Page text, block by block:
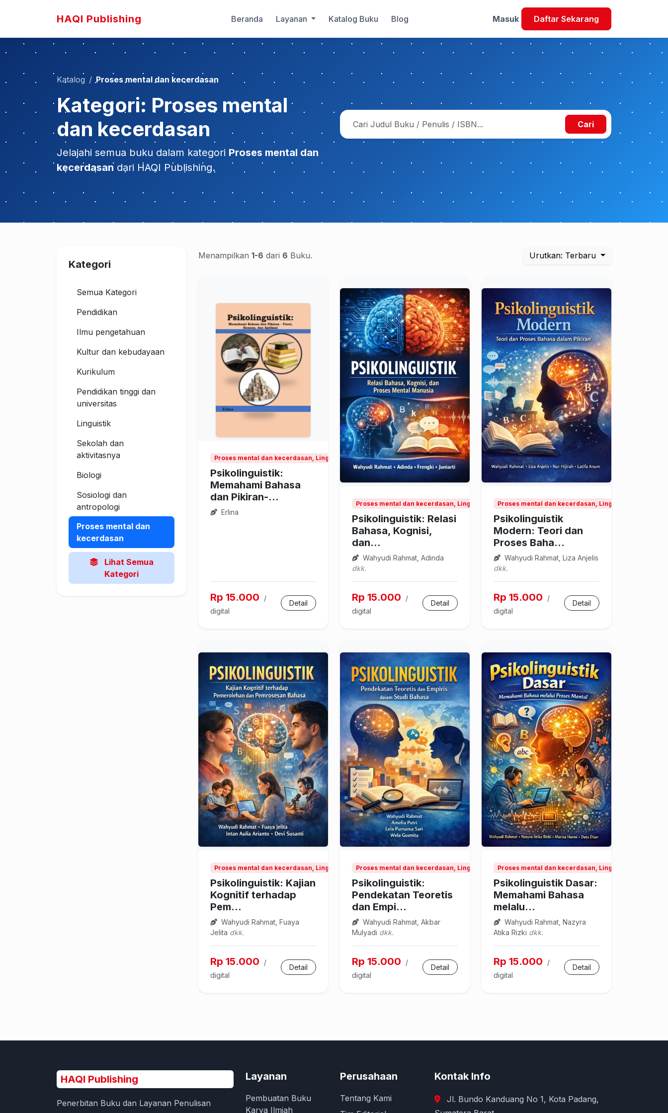
HAQI Publishing Beranda Layanan Katalog Buku Blog Masuk Daftar Sekarang
Katalog Proses mental dan kecerdasan
Kategori: Proses mental
dan kecerdasan
Jelajahi semua buku dalam kategori Proses mental dan
kecerdasan dari HAQI Publishing.
Cari
Kategori
Semua Kategori
Pendidikan
Ilmu pengetahuan
Kultur dan kebudayaan
Kurikulum
Pendidikan tinggi dan
universitas
Linguistik
Sekolah dan
aktivitasnya
Biologi
Sosiologi dan
antropologi
Proses mental dan
kecerdasan
Lihat Semua
Kategori
Menampilkan 1-6 dari 6 Buku. Urutkan: Terbaru
Proses mental dan kecerdasan, Linguistik
Psikolinguistik:
Memahami Bahasa
dan Pikiran-...
Erlina
Rp 15.000
/
digital
Detail
Proses mental dan kecerdasan, Linguistik
Psikolinguistik: Relasi
Bahasa, Kognisi,
dan...
Wahyudi Rahmat, Adinda
dkk.
Rp 15.000
/
digital
Detail
Proses mental dan kecerdasan, Linguistik
Psikolinguistik
Modern: Teori dan
Proses Baha...
Wahyudi Rahmat, Liza Anjelis
dkk.
Rp 15.000
/
digital
Detail
Proses mental dan kecerdasan, Linguistik
Psikolinguistik: Kajian
Kognitif terhadap
Pem...
Wahyudi Rahmat, Fuaya
Jelita dkk.
Rp 15.000
/
digital
Detail
Proses mental dan kecerdasan, Linguistik
Psikolinguistik:
Pendekatan Teoretis
dan Empi...
Wahyudi Rahmat, Akbar
Mulyadi dkk.
Rp 15.000
/
digital
Detail
Proses mental dan kecerdasan, Linguistik
Psikolinguistik Dasar:
Memahami Bahasa
melalu...
Wahyudi Rahmat, Nazyra
Atika Rizki dkk.
Rp 15.000
/
digital
Detail
HAQI Publishing
Penerbitan Buku dan Layanan Penulisan
Layanan
Pembuatan Buku
Karya Ilmiah
Perusahaan
Tentang Kami
Kontak Info
Jl. Bundo Kanduang No 1, Kota Padang,